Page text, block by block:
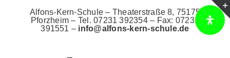
Alfons-Kern-Schule – Theaterstraße 8, 75175
Pforzheim – Tel. 07231 392354– Fax: 07231
391551 – info@alfons-kern-schule.de